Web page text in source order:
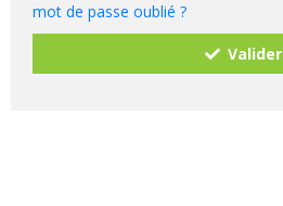
mot de passe oublié ?
Valider